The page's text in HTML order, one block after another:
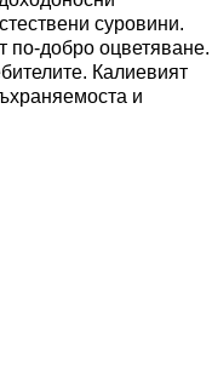
суровини.
по-добро оцветяване.
Калиевият
и